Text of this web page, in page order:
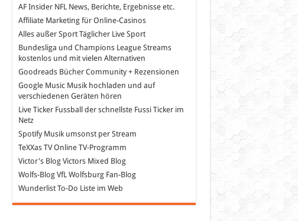
AF InsiderNFL News, Berichte, Ergebnisse etc.
Affiliate Marketingfür Online-Casinos
Alles außer SportTäglicher Live Sport
Bundesliga und Champions League Streams
kostenlos und mit vielen Alternativen
GoodreadsBücher Community + Rezensionen
Google MusicMusik hochladen und auf
verschiedenen Geräten hören
Live Ticker Fussball
der schnellste Fussi Ticker im
Netz
SpotifyMusik umsonst per Stream
TeXXas TVOnline TV-Programm
Victor's BlogVictors Mixed Blog
Wolfs-BlogVfL Wolfsburg Fan-Blog
WunderlistTo-Do Liste im Web